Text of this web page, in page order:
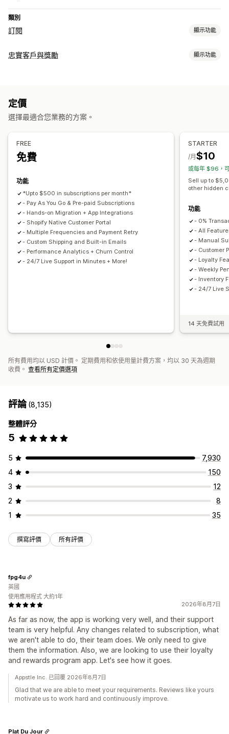
類別
訂閱 顯示功能
訂閱類型
可設定的定價
定期付款 訂閱優惠價 固定定價
忠實客戶與獎勵 顯示功能
定價
選擇最適合您業務的方案。
FREE
免費
功能
*Upto $500 in subscriptions per month*
- Pay As You Go & Pre-paid Subscriptions
- Hands-on Migration + App Integrations
- Shopify Native Customer Portal
- Multiple Frequencies and Payment Retry
- Custom Shipping and Built-in Emails
- Performance Analytics + Churn Control
- 24/7 Live Support in Minutes + More!
STARTER
$10
/月
或每年 $96，
Sell up to
other hidden
功能
- 0%
- All
- Manual
- Customer
- Loyalty
- Weekly
- Inventory
- 24/7 Live
14 天免費試用
所有費用均以 USD 計價。 定期費用和依使用量計費方案，均以 30 天為週期
收費。 查看所有定價選項
評論(8,135)
整體評分
5
5
7,930
4
150
3
12
2
8
1
35
撰寫評價 所有評價
2026年8月7日
As far as now, the app is working very well, and their support
team is very helpful. Any changes related to subscription, what
we aren't able to do, their team does. We only need to give
them the information. Also, we are looking to use their loyalty
and rewards program app. Let's see how it goes.
fpg4u
英國
使用應用程式 大約1年
Appstle Inc. 已回覆 2026年8月7日
Glad that we are able to meet your requirements. Reviews like yours
motivate us to work hard and continuously improve.
Plat Du Jour